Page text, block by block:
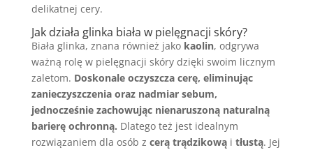
delikatnej cery.
Jak działa glinka biała w pielęgnacji skóry?
Biała glinka, znana również jako kaolin, odgrywa
ważną rolę w pielęgnacji skóry dzięki swoim licznym
zaletom. Doskonale oczyszcza cerę, eliminując
zanieczyszczenia oraz nadmiar sebum,
jednocześnie zachowując nienaruszoną naturalną
barierę ochronną. Dlatego też jest idealnym
rozwiązaniem dla osób z cerą trądzikowąi tłustą. Jej